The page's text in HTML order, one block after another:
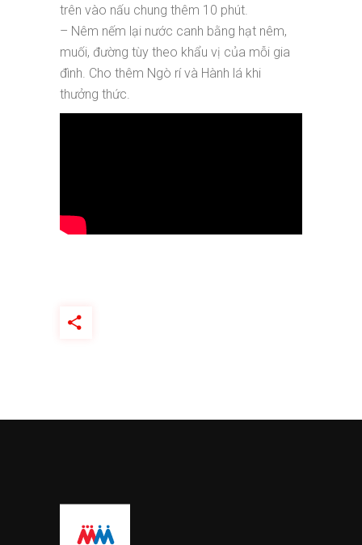
trên vào nấu chung thêm 10 phút.
– Nêm nếm lại nước canh bằng hạt nêm,
muối, đường tùy theo khẩu vị của mỗi gia
đình. Cho thêm Ngò rí và Hành lá khi
thưởng thức.